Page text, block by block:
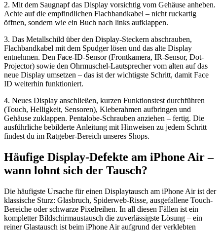
2. Mit dem Saugnapf das Display vorsichtig vom Gehäuse anheben.
Achte auf die empfindlichen Flachbandkabel – nicht ruckartig
öffnen, sondern wie ein Buch nach links aufklappen.
3. Das Metallschild über den Display-Steckern abschrauben,
Flachbandkabel mit dem Spudger lösen und das alte Display
entnehmen. Den Face-ID-Sensor (Frontkamera, IR-Sensor, Dot-
Projector) sowie den Ohrmuschel-Lautsprecher vom alten auf das
neue Display umsetzen – das ist der wichtigste Schritt, damit Face
ID weiterhin funktioniert.
4. Neues Display anschließen, kurzen Funktionstest durchführen
(Touch, Helligkeit, Sensoren), Kleberahmen aufbringen und
Gehäuse zuklappen. Pentalobe-Schrauben anziehen – fertig. Die
ausführliche bebilderte Anleitung mit Hinweisen zu jedem Schritt
findest du im Ratgeber-Bereich unseres Shops.
Häufige Display-Defekte am iPhone Air –
wann lohnt sich der Tausch?
Die häufigste Ursache für einen Displaytausch am iPhone Air ist der
klassische Sturz: Glasbruch, Spiderweb-Risse, ausgefallene Touch-
Bereiche oder schwarze Pixelreihen. In all diesen Fällen ist ein
kompletter Bildschirmaustausch die zuverlässigste Lösung – ein
reiner Glastausch ist beim iPhone Air aufgrund der verklebten